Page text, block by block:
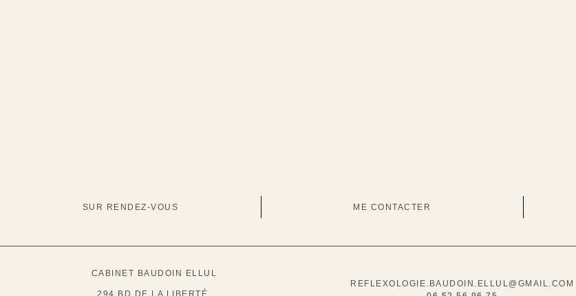
SUR RENDEZ-VOUS ME CONTACTER
CABINET BAUDOIN ELLUL
294 BD DE LA LIBERTÉ,
REFLEXOLOGIE.BAUDOIN.ELLUL@GMAIL.COM